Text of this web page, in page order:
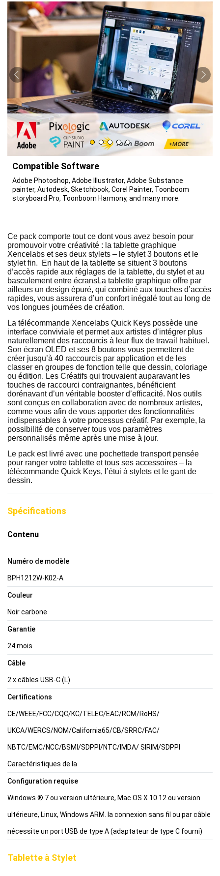
Compatible Software
Adobe Photoshop, Adobe Illustrator, Adobe Substance
painter, Autodesk, Sketchbook, Corel Painter, Toonboom
storyboard Pro, Toonboom Harmony, and many more.
Ce pack comporte tout ce dont vous avez besoin pour
promouvoir votre créativité : la tablette graphique
Xencelabs et ses deux stylets – le stylet 3 boutons et le
stylet fin. En haut de la tablette se situent 3 boutons
d’accès rapide aux réglages de la tablette, du stylet et au
basculement entre écransLa tablette graphique offre par
ailleurs un design épuré, qui combiné aux touches d’accès
rapides, vous assurera d’un confort inégalé tout au long de
vos longues journées de création.
La télécommande Xencelabs Quick Keys possède une
interface conviviale et permet aux artistes d’intégrer plus
naturellement des raccourcis à leur flux de travail habituel.
Son écran OLED et ses 8 boutons vous permettent de
créer jusqu’à 40 raccourcis par application et de les
classer en groupes de fonction telle que dessin, coloriage
ou édition. Les Créatifs qui trouvaient auparavant les
touches de raccourci contraignantes, bénéficient
dorénavant d’un véritable booster d’efficacité. Nos outils
sont conçus en collaboration avec de nombreux artistes,
comme vous afin de vous apporter des fonctionnalités
indispensables à votre processus créatif. Par exemple, la
possibilité de conserver tous vos paramètres
personnalisés même après une mise à jour.
Le pack est livré avec une pochettede transport pensée
pour ranger votre tablette et tous ses accessoires – la
télécommande Quick Keys, l’étui à stylets et le gant de
dessin.
Spécifications
Contenu
Numéro de modèle
BPH1212W-K02-A
Couleur
Noir carbone
Garantie
24 mois
Câble
2 x câbles USB-C (L)
Certifications
CE/WEEE/FCC/CQC/KC/TELEC/EAC/RCM/RoHS/
UKCA/WERCS/NOM/California65/CB/SRRC/FAC/
NBTC/EMC/NCC/BSMI/SDPPI/NTC/IMDA/ SIRIM/SDPPI
Caractéristiques de la
Configuration requise
Windows ® 7 ou version ultérieure, Mac OS X 10.12 ou version
ultérieure, Linux, Windows ARM. la connexion sans fil ou par câble
nécessite un port USB de type A (adaptateur de type C fourni)
Tablette à Stylet